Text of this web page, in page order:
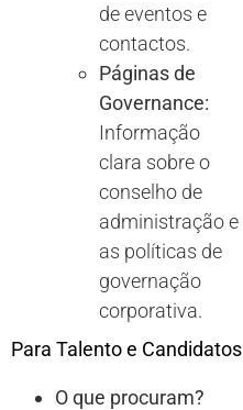
de eventos e
contactos.
Páginas de
Governance:
Informação
clara sobre o
conselho de
administração e
as políticas de
governação
corporativa.
Para Talento e Candidatos
O que procuram?